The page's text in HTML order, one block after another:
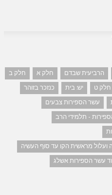
הרביעית שבדם חלק א
חלק ב
חלק ט יש: בית
כנזכר בזוהר
עשר הספירות צבעים
- תלמידי הרב
ועלול מראשית הקו עד סוף העשיה
עשר הספירות אשלג